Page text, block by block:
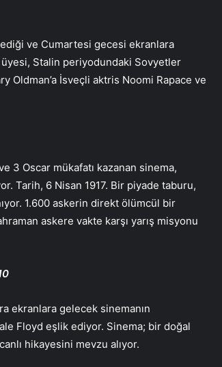
ve Cumartesi gecesi ekranlara
Stalin periyodundaki Sovyetler
Oldman’a İsveçli aktris Noomi Rapace ve
3 Oscar mükafatı kazanan sinema,
Tarih, 6 Nisan 1917. Bir piyade taburu,
1.600 askerin direkt ölümcül bir
askere vakte karşı yarış misyonu
ekranlara gelecek sinemanın
Floyd eşlik ediyor. Sinema; bir doğal
hikayesini mevzu alıyor.